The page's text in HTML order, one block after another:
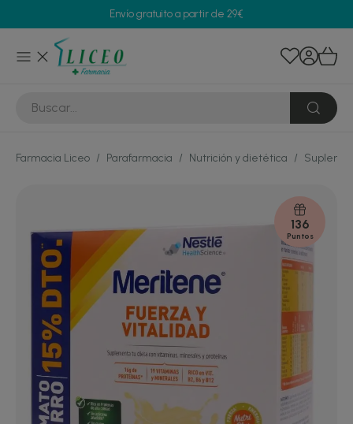
Envío gratuito a partir de 29€
Farmacia Liceo / Parafarmacia / Nutrición y dietética /
136
Puntos